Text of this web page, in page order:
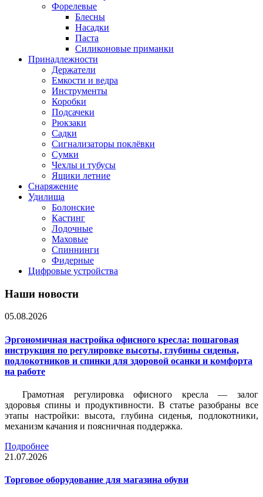
Форелевые
Блесны
Насадки
Паста
Силиконовые приманки
Принадлежности
Держатели
Емкости и ведра
Инструменты
Коробки
Подсачеки
Рюкзаки
Садки
Сигнализаторы поклёвки
Сумки
Чехлы и тубусы
Ящики летние
Снаряжение
Удилища
Болонские
Кастинг
Лодочные
Маховые
Спиннинги
Фидерные
Цифровые устройства
Наши новости
05.08.2026
Эргономичная настройка офисного кресла: пошаговая
инструкция по регулировке высоты, глубины сиденья,
подлокотников и спинки для здоровой осанки и комфорта
на работе
Грамотная регулировка офисного кресла — залог
здоровья спины и продуктивности. В статье разобраны все
этапы настройки: высота, глубина сиденья, подлокотники,
механизм качания и поясничная поддержка.
Подробнее
21.07.2026
Торговое оборудование для магазина обуви